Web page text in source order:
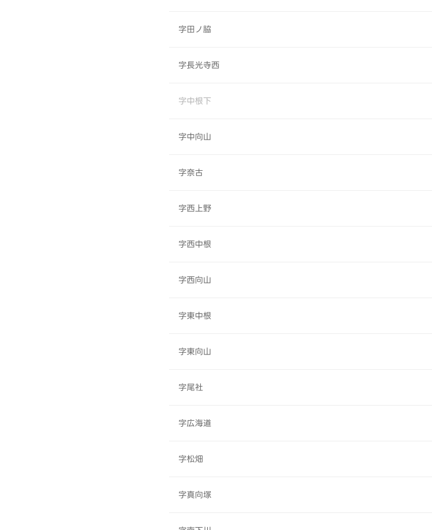
字田ノ脇
字長光寺西
字中根下
字中向山
字奈古
字西上野
字西中根
字西向山
字東中根
字東向山
字尾社
字広海道
字松畑
字真向塚